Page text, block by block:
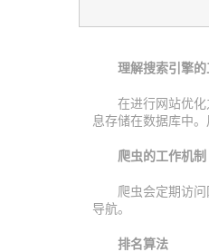
理解搜索引擎
在进行网站优
息存储在数据库中
爬虫的工作机制
爬虫会定期访
导航。
排名算法